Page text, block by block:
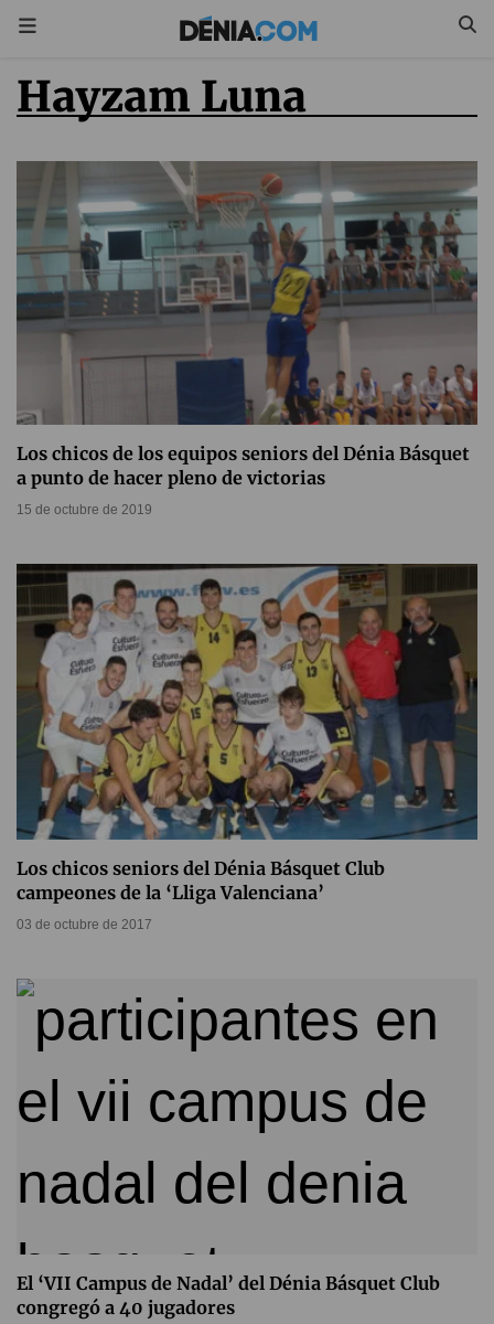
Hayzam Luna
Los chicos de los equipos seniors del Dénia Básquet
a punto de hacer pleno de victorias
15 de octubre de 2019
Los chicos seniors del Dénia Básquet Club
campeones de la ‘Lliga Valenciana’
03 de octubre de 2017
El ‘VII Campus de Nadal’ del Dénia Básquet Club
congregó a 40 jugadores